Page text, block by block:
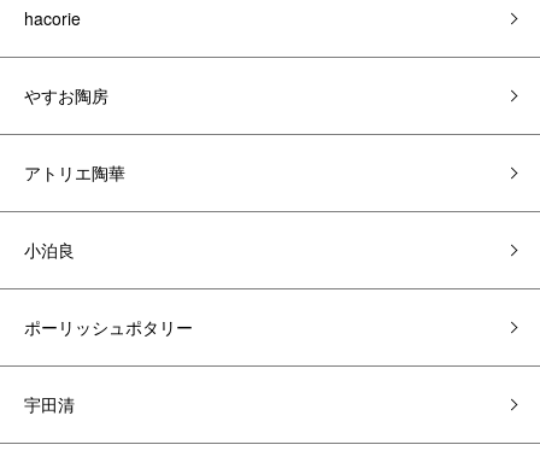
hacorie
やすお陶房
アトリエ陶華
小泊良
ポーリッシュポタリー
宇田清